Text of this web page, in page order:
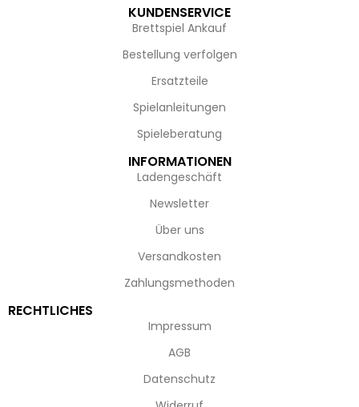
KUNDENSERVICE
Brettspiel Ankauf
Bestellung verfolgen
Ersatzteile
Spielanleitungen
Spieleberatung
INFORMATIONEN
Ladengeschäft
Newsletter
Über uns
Versandkosten
Zahlungsmethoden
RECHTLICHES
Impressum
AGB
Datenschutz